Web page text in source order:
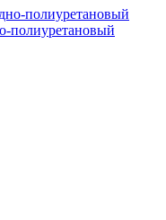
полиуретановый